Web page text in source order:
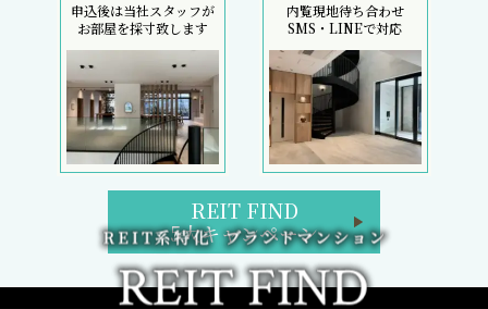
申込後は当社スタッフが
お部屋を採寸致します
内覧現地待ち合わせ
SMS・LINEで対応
REIT FIND
5大キャンペーン